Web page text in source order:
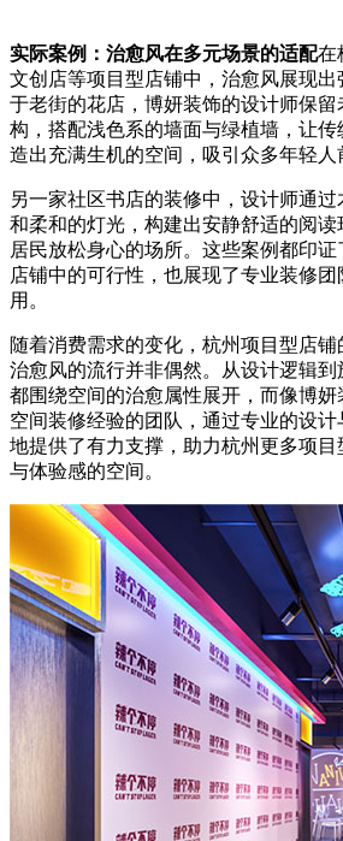
实际案例：治愈风在多元场景的适配在
文创店等项目型店铺中，治愈风展现
于老街的花店，博妍装饰的设计师保
构，搭配浅色系的墙面与绿植墙，让
造出充满生机的空间，吸引众多年轻人
另一家社区书店的装修中，设计师通
和柔和的灯光，构建出安静舒适的阅
居民放松身心的场所。这些案例都印
店铺中的可行性，也展现了专业装修
用。
随着消费需求的变化，杭州项目型店铺
治愈风的流行并非偶然。从设计逻辑
都围绕空间的治愈属性展开，而像博
空间装修经验的团队，通过专业的设
地提供了有力支撑，助力杭州更多项
与体验感的空间。